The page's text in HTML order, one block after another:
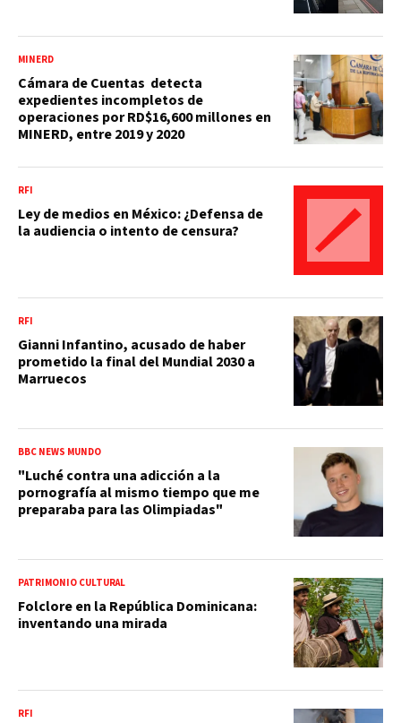
MINERD
Cámara de Cuentas detecta
expedientes incompletos de
operaciones por RD$16,600 millones en
MINERD, entre 2019 y 2020
RFI
Ley de medios en México: ¿Defensa de
la audiencia o intento de censura?
RFI
Gianni Infantino, acusado de haber
prometido la final del Mundial 2030 a
Marruecos
BBC NEWS MUNDO
"Luché contra una adicción a la
pornografía al mismo tiempo que me
preparaba para las Olimpiadas"
PATRIMONIO CULTURAL
Folclore en la República Dominicana:
inventando una mirada
RFI